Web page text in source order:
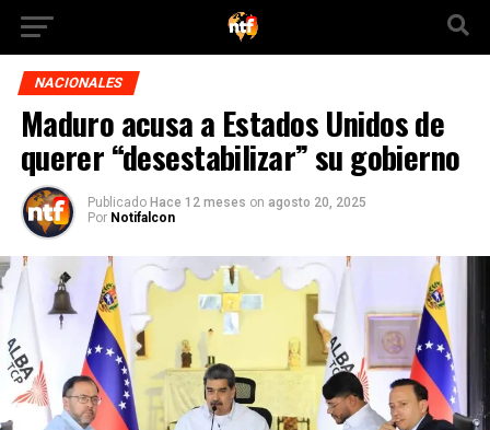
NACIONALES
Maduro acusa a Estados Unidos de
querer “desestabilizar” su gobierno
Publicado Hace 12 meses on agosto 20, 2025
Por Notifalcon